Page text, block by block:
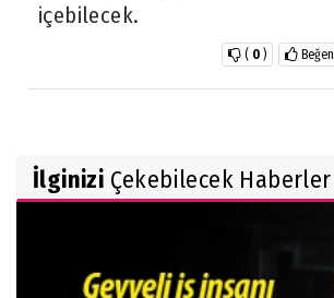
içebilecek.
Beğen
( 0 )
İlginizi Çekebilecek Haberler